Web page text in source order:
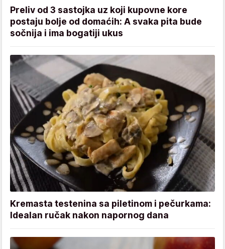
Preliv od 3 sastojka uz koji kupovne kore
postaju bolje od domaćih: A svaka pita bude
sočnija i ima bogatiji ukus
Kremasta testenina sa piletinom i pečurkama:
Idealan ručak nakon napornog dana